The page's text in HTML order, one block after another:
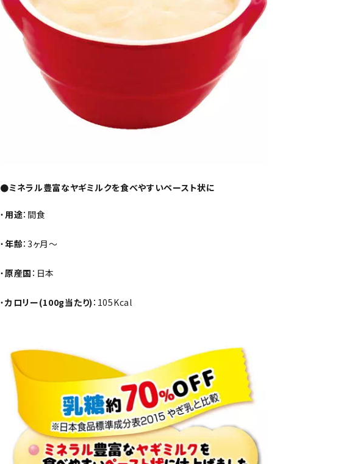
●ミネラル豊富なヤギミルクを食べやすいペースト状に
・用途：間食
・年齢：3ヶ月～
・原産国 ：日本
・カロリー(100g当たり) ：105Kcal